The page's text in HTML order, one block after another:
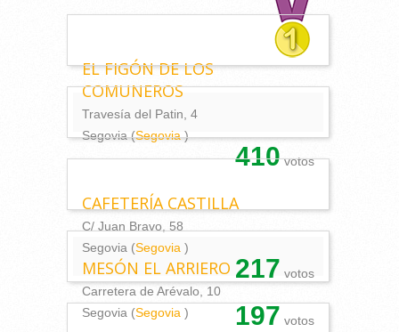
EL FIGÓN DE LOS
COMUNEROS
Travesía del Patin, 4
Segovia (Segovia )
410votos
CAFETERÍA CASTILLA
C/ Juan Bravo, 58
Segovia (Segovia )
217 votos
MESÓN EL ARRIERO
Carretera de Arévalo, 10
Segovia (Segovia ) 197 votos